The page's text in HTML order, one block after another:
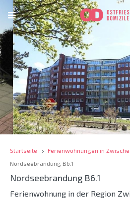
Startseite
Ferienwohnungen in
Nordseebrandung B6.1
Nordseebrandung B6.1
Ferienwohnung in der Region